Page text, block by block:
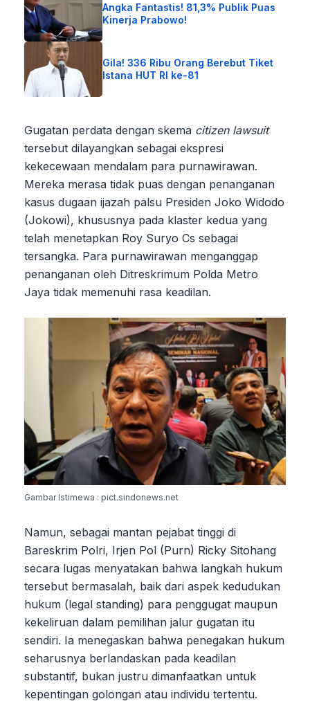
Angka Fantastis! 81,3% Publik Puas
Kinerja Prabowo!
Gila! 336 Ribu Orang Berebut Tiket
Istana HUT RI ke-81
Gugatan perdata dengan skema citizen lawsuit
tersebut dilayangkan sebagai ekspresi
kekecewaan mendalam para purnawirawan.
Mereka merasa tidak puas dengan penanganan
kasus dugaan ijazah palsu Presiden Joko Widodo
(Jokowi), khususnya pada klaster kedua yang
telah menetapkan Roy Suryo Cs sebagai
tersangka. Para purnawirawan menganggap
penanganan oleh Ditreskrimum Polda Metro
Jaya tidak memenuhi rasa keadilan.
Gambar Istimewa : pict.sindonews.net
Namun, sebagai mantan pejabat tinggi di
Bareskrim Polri, Irjen Pol (Purn) Ricky Sitohang
secara lugas menyatakan bahwa langkah hukum
tersebut bermasalah, baik dari aspek kedudukan
hukum (legal standing) para penggugat maupun
kekeliruan dalam pemilihan jalur gugatan itu
sendiri. Ia menegaskan bahwa penegakan hukum
seharusnya berlandaskan pada keadilan
substantif, bukan justru dimanfaatkan untuk
kepentingan golongan atau individu tertentu.